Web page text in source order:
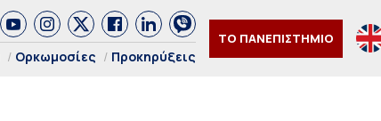
Ορκωμοσίες Προκηρύξεις
ΤΟ ΠΑΝΕΠΙΣΤΗΜΙΟ